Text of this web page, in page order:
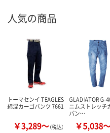
人気の商品
トーマセンイ TEAGLES
綿混カーゴパンツ 7661
￥3,289～（税込）
GLADIATOR G-
ニムストレッチ
パン…
￥5,038